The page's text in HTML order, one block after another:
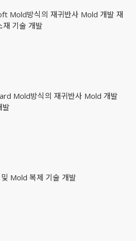
Mold방식의 재귀반사 Mold 개발 재
재 기술 개발
Mold방식의 재귀반사 Mold 개발
발
Mold 복제 기술 개발